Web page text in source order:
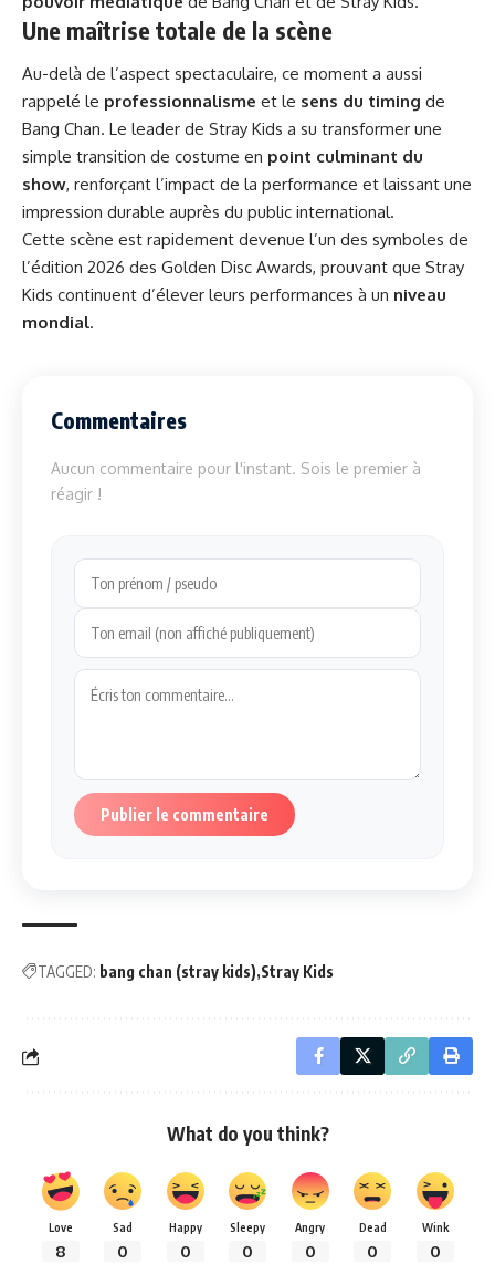
Une maîtrise totale de la scène
Au-delà de l’aspect spectaculaire, ce moment a aussi
rappelé le professionnalisme et le sens du timing de
Bang Chan. Le leader de Stray Kids a su transformer une
simple transition de costume en point culminant du
show, renforçant l’impact de la performance et laissant une
impression durable auprès du public international.
Cette scène est rapidement devenue l’un des symboles de
l’édition 2026 des Golden Disc Awards, prouvant que Stray
Kids continuent d’élever leurs performances à un niveau
mondial.
Commentaires
Aucun commentaire pour l'instant. Sois le premier à
réagir !
Publier le commentaire
TAGGED: bang chan (stray kids) Stray Kids
What do you think?
Love
8
Sad
0
Happy
0
Sleepy
0
Angry
0
Dead
0
Wink
0